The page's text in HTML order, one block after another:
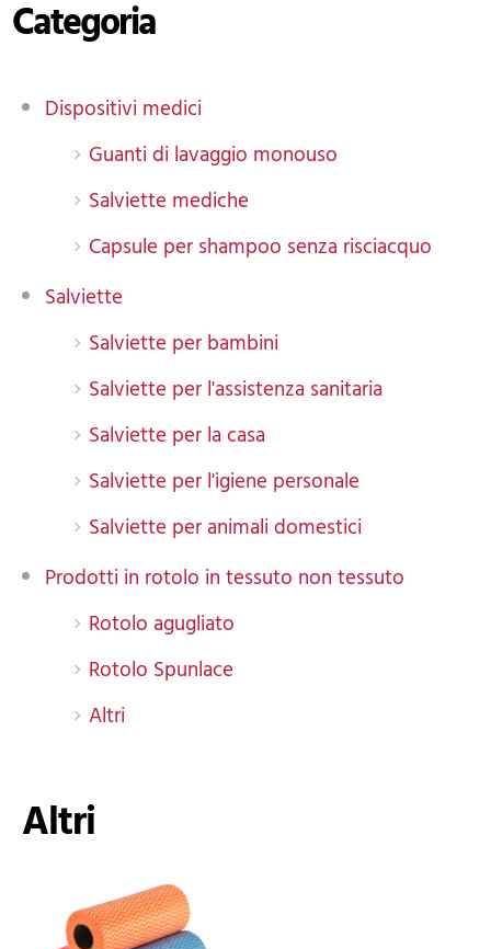
Categoria
Dispositivi medici
Guanti di lavaggio monouso
Salviette mediche
Capsule per shampoo senza risciacquo
Salviette
Salviette per bambini
Salviette per l'assistenza sanitaria
Salviette per la casa
Salviette per l'igiene personale
Salviette per animali domestici
Prodotti in rotolo in tessuto non tessuto
Rotolo agugliato
Rotolo Spunlace
Altri
Altri